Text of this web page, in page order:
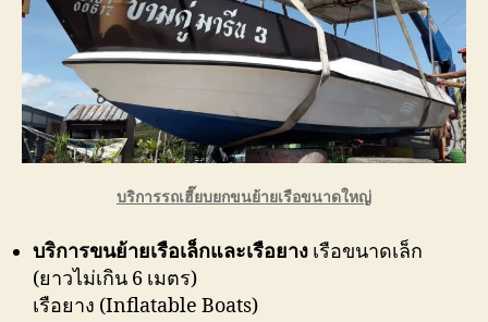
บริการรถเฮี๊ยบยกขนย้ายเรือขนาดใหญ่
บริการขนย้ายเรือเล็กและเรือยาง เรือขนาดเล็ก
(ยาวไม่เกิน 6 เมตร)
เรือยาง (Inflatable Boats)